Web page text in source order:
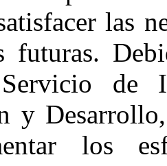
las
futuras.
de
y
los